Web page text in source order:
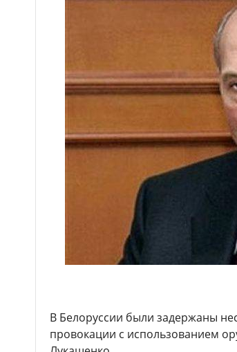
В Белоруссии были задержаны
провокации с использованием